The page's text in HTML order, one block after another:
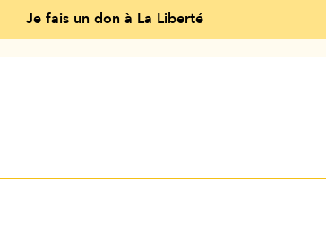
Je fais un don à La Liberté